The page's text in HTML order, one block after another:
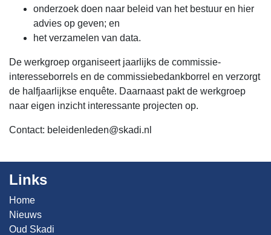
onderzoek doen naar beleid van het bestuur en hier
advies op geven; en
het verzamelen van data.
De werkgroep organiseert jaarlijks de commissie-
interesseborrels en de commissiebedankborrel en verzorgt
de halfjaarlijkse enquête. Daarnaast pakt de werkgroep
naar eigen inzicht interessante projecten op.
Contact: beleidenleden@skadi.nl
Links
Home
Nieuws
Oud Skadi